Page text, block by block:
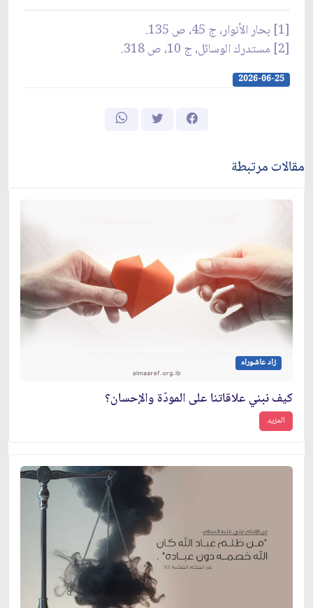
[1] بحار الأنوار، ج 45، ص 135.
[2] مستدرك الوسائل، ج 10، ص 318.
2026-06-25
مقالات مرتبطة
زاد عاشوراء
كيف نبني علاقاتنا على المودّة والإحسان؟
المزيد